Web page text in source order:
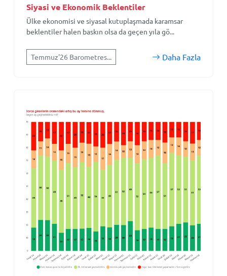
Siyasi ve Ekonomik Beklentiler
Ülke ekonomisi ve siyasal kutuplaşmada karamsar
beklentiler halen baskın olsa da geçen yıla gö...
Temmuz'26 Barometres... Daha Fazla